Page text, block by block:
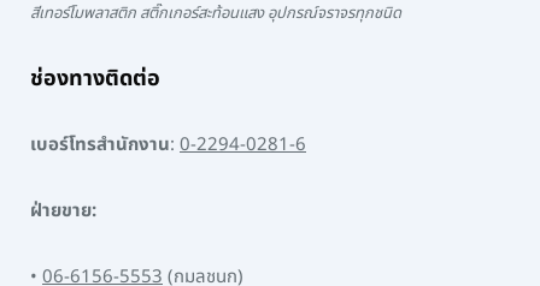
สีเทอร์โมพลาสติก สติ๊กเกอร์สะท้อนแสง อุปกรณ์จราจรทุกชนิด
ช่องทางติดต่อ
เบอร์โทรสำนักงาน: 0-2294-0281-6
ฝ่ายขาย:
• 06-6156-5553(กมลชนก)